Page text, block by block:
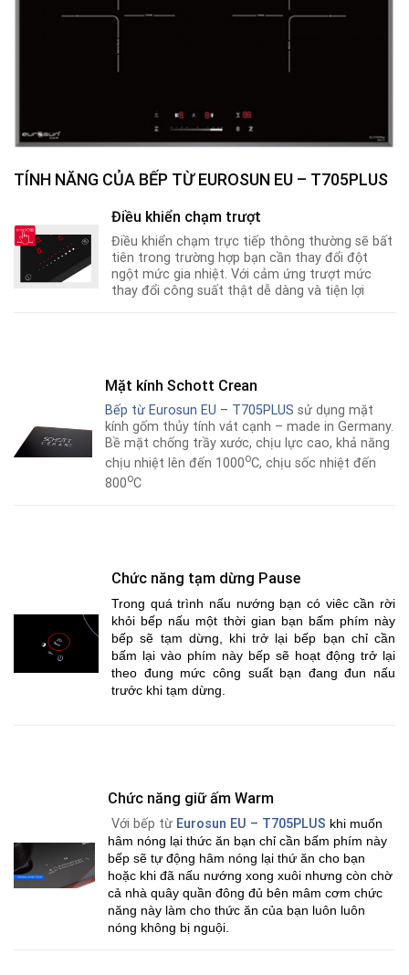
TÍNH NĂNG CỦA BẾP TỪ EUROSUN EU – T705PLUS
Điều khiển chạm trượt
Điều khiển chạm trực tiếp thông thường sẽ bất
tiên trong trường hợp bạn cần thay đổi đột
ngột mức gia nhiệt. Với cảm ứng trượt mức
thay đổi công suất thật dễ dàng và tiện lợi
Mặt kính Schott Crean
Bếp từ Eurosun EU – T705PLUS sử dụng mặt
kính gốm thủy tính vát cạnh – made in Germany.
Bề mặt chống trầy xước, chịu lực cao, khả năng
chịu nhiệt lên đến 1000oC, chịu sốc nhiệt đến
800oC
Chức năng tạm dừng Pause
Trong quá trình nấu nướng bạn có viêc cần rời
khỏi bếp nấu một thời gian bạn bấm phím này
bếp sẽ tạm dừng, khi trở lại bếp bạn chỉ cần
bấm lại vào phím này bếp sẽ hoạt động trở lại
theo đung mức công suất bạn đang đun nấu
trước khi tạm dừng.
Chức năng giữ ấm Warm
Với bếp từ Eurosun EU – T705PLUS khi muốn
hâm nóng lại thức ăn bạn chỉ cần bấm phím này
bếp sẽ tự động hâm nóng lại thứ ăn cho bạn
hoặc khi đã nấu nướng xong xuôi nhưng còn chờ
cả nhà quây quần đông đủ bên mâm cơm chức
năng này làm cho thức ăn của bạn luôn luôn
nóng không bị nguội.